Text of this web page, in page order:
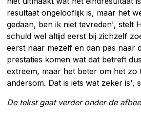
resultaat ongelooflijk is, maar het
gedaan, ben ik niet tevreden', stelt
schuld wel altijd eerst bij zichzelf
eerst naar mezelf en dan pas naar
prestaties komen wat dat betreft
extreem, maar het beter om het zo
andersom. Dat is iets wat zeker is',
De tekst gaat verder onder de